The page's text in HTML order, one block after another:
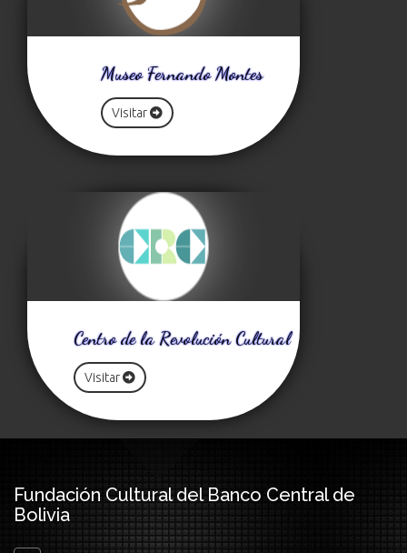
Museo Fernando Montes
Visitar
Centro de la Revolución Cultural
Visitar
Fundación Cultural del Banco Central de
Bolivia